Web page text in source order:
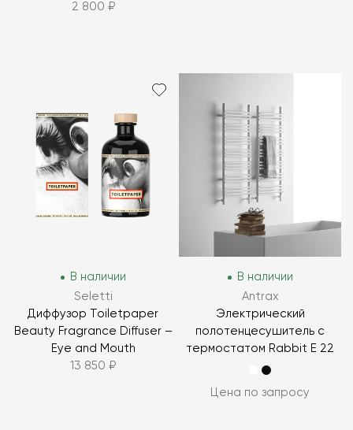
2 800 ₽
В наличии
Seletti
Диффузор Toiletpaper
Beauty Fragrance Diffuser –
Eye and Mouth
13 850 ₽
В наличии
Antrax
Электрический
полотенцесушитель с
термостатом Rabbit E 22
Цена по запросу